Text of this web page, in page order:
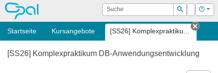
OPAL Suche
Suchen
Login Hilfe
Startseite Kursangebote [SS26] Komplexpraktiku...
Tab
[SS26] Komplexpraktikum DB-Anwendungsentwicklung